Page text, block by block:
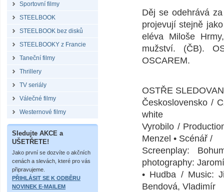
Sportovní filmy
STEELBOOK
STEELBOOK bez disků
STEELBOOKY z Francie
Taneční filmy
Thrillery
TV seriály
Válečné filmy
Westernové filmy
Sledujte AKCE a
UŠETŘETE!
Jako první se dozvíte o akčních
cenách a slevách, které pro vás
připravujeme.
PŘIHLÁSIT SE K ODBĚRU
NOVINEK E-MAILEM
Děj se odehrává
projevují stejně
eléva Miloše
mužství. (ČB).
OSCAREM.
OSTŘE
Československo /
white
Vyrobilo /
Menzel • Scénář /
Screenplay:
photography:
• Hudba / Music:
Bendová, Vladimír